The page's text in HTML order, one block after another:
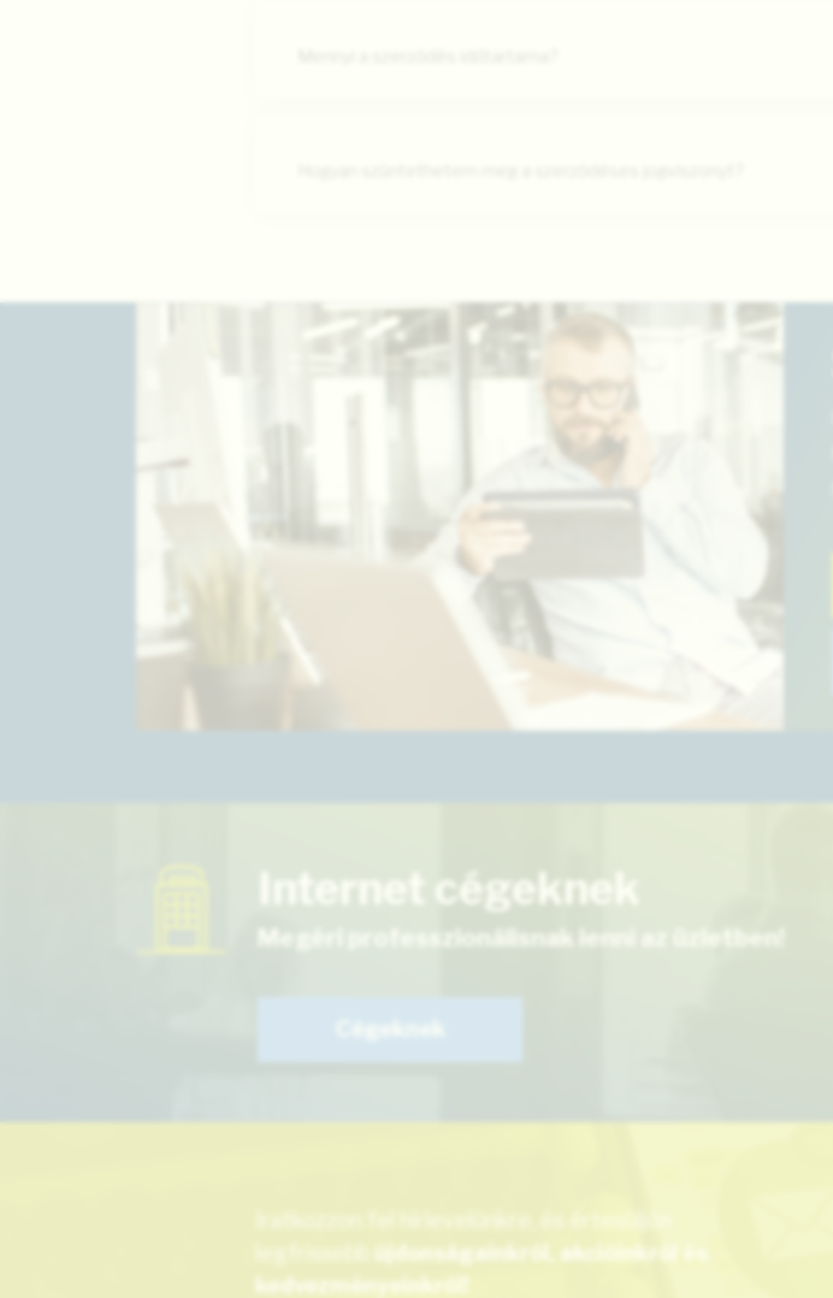
Internet cégeknek
Megéri professzionálisnak lenni az üzletben!
Cégeknek
újdonságainkról, akcióinkról és
kedvezményeinkről!